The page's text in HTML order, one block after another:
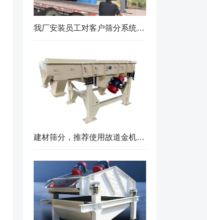
我厂安装员工对客户筛分系统升级改造完工，客户很满意，我们也很高兴！
建材筛分，推荐使用故道金机械直线筛